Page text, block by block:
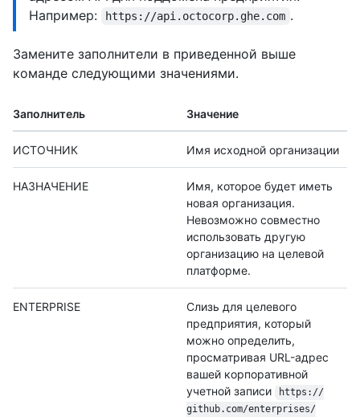
Например:
https://api.octocorp.ghe.com .
Замените заполнители в приведенной выше
команде следующими значениями.
Заполнитель Значение
ИСТОЧНИК Имя исходной организации
НАЗНАЧЕНИЕ
Имя, которое будет иметь
новая организация.
Невозможно совместно
использовать другую
организацию на целевой
платформе.
ENTERPRISE
Слизь для целевого
предприятия, который
можно определить,
просматривая URL-адрес
вашей корпоративной
учетной записи
https://
github.com/enterprises/